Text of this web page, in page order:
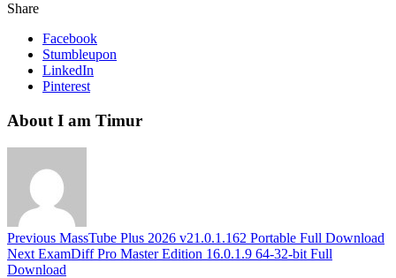
Share
Facebook
Stumbleupon
LinkedIn
Pinterest
About I am Timur
Previous MassTube Plus 2026 v21.0.1.162 Portable Full Download
Next ExamDiff Pro Master Edition 16.0.1.9 64-32-bit Full
Download